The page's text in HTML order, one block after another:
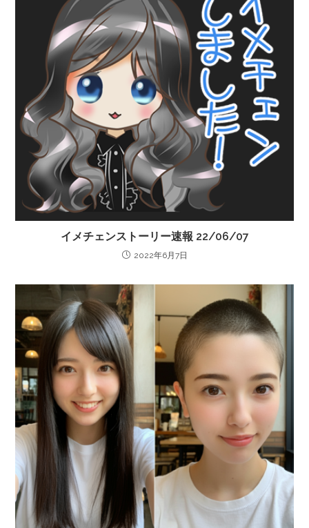
イメチェンストーリー速報 22/06/07
2022年6月7日